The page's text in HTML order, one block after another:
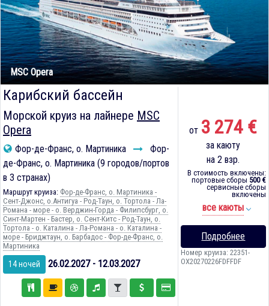
MSC Opera
Карибский бассейн
Морской круиз на лайнере MSC
Opera
Фор-де-Франс, о. Мартиника
Фор-
де-Франс, о. Мартиника (9 городов/портов
в 3 странах)
Маршрут круиза: Фор-де-Франс, о. Мартиника -
Сент-Джонс, о.Антигуа - Род-Таун, о. Тортола - Ла-
Романа - море - о. Верджин-Горда - Филипсбург, о.
Синт-Мартен - Бастер, о. Сент-Китс - Род-Таун, о.
Тортола - о. Каталина - Ла-Романа - о. Каталина -
море - Бриджтаун, о. Барбадос - Фор-де-Франс, о.
Мартиника
14 ночей 26.02.2027 - 12.03.2027
от 3 274 €
за каюту
на 2 взр.
В стоимость включены:
портовые сборы 500 €
сервисные сборы
включены
все каюты
Подробнее
Номер круиза: 22351-
OX20270226FDFFDF